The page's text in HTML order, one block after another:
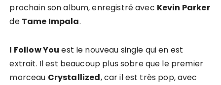
prochain son album, enregistré avec Kevin Parker
de Tame Impala.
I Follow You est le nouveau single qui en est
extrait. Il est beaucoup plus sobre que le premier
morceau Crystallized, car il est très pop, avec